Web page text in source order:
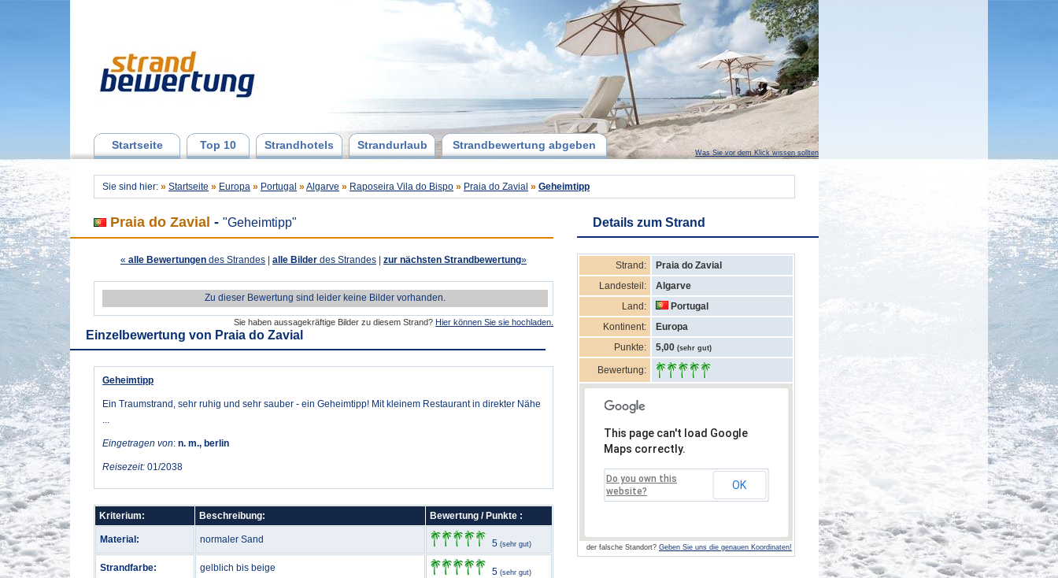
Startseite Top 10 Strandhotels Strandurlaub Strandbewertung abgeben
Was Sie vor dem Klick wissen sollten
Sie sind hier: » Startseite » Europa » Portugal » Algarve » Raposeira Vila do Bispo » Praia do Zavial » Geheimtipp
Praia do Zavial - "Geheimtipp"
« alle Bewertungen des Strandes alle Bilder des Strandes zur nächsten Strandbewertung»
Zu dieser Bewertung sind leider keine Bilder vorhanden.
Sie haben aussagekräftige Bilder zu diesem Strand? Hier können Sie sie hochladen.
Einzelbewertung von Praia do Zavial
Geheimtipp
Ein Traumstrand, sehr ruhig und sehr sauber - ein Geheimtipp! Mit kleinem Restaurant in direkter Nähe
...
Eingetragen von: n. m., berlin
Reisezeit: 01/2038
Kriterium: Beschreibung: Bewertung / Punkte :
Material: normaler Sand 5 (sehr gut)
Strandfarbe: gelblich bis beige 5 (sehr gut)
Details zum Strand
Strand:
Praia do Zavial
Landesteil:
Algarve
Land:
Portugal
Kontinent:
Europa
Punkte:
5,00 (sehr gut)
Bewertung:
This page can't load Google
Maps correctly.
Do you own this
website?
OK
der falsche Standort? Geben Sie uns die genauen Koordinaten!